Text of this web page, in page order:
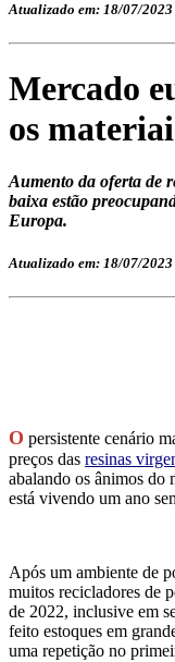
Atualizado em: 18/07/2023
Mercado
os
Aumento da oferta de
baixa estão
Europa.
Atualizado em: 18/07/2023
O persistente cenário
preços das resinas
abalando os ânimos do
está vivendo um ano
Após um ambiente de
muitos recicladores de
de 2022, inclusive em
feito estoques em
uma repetição no